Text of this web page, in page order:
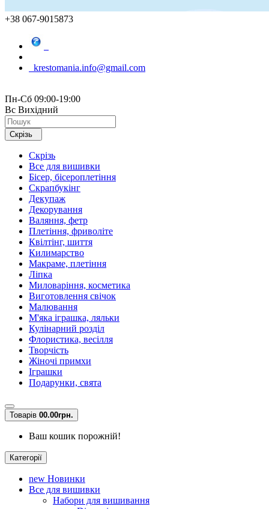
+38 067-9015873
krestomania.info@gmail.com
Пн-Сб 09:00-19:00
Вс Вихідний
Скрізь
Скрізь
Все для вишивки
Бісер, бісероплетіння
Скрапбукінг
Декупаж
Декорування
Валяння, фетр
Плетіння, фриволіте
Квілтінг, шиття
Килимарство
Макраме, плетіння
Ліпка
Миловаріння, косметика
Виготовлення свічок
Малювання
М'яка іграшка, ляльки
Кулінарний розділ
Флористика, весілля
Творчість
Жіночі примхи
Іграшки
Подарунки, свята
Товарів 00.00грн.
Ваш кошик порожній!
Категорії
new Новинки
Все для вишивки
Набори для вишивання